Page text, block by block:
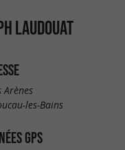
LAUDOUAT
Arènes
les-Bains
GPS